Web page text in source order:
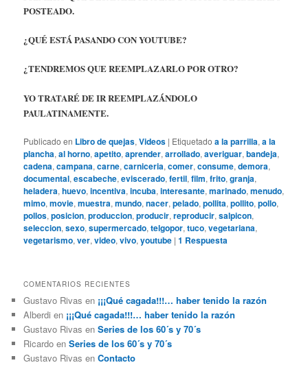
POSTEADO.
¿QUÉ ESTÁ PASANDO CON YOUTUBE?
¿TENDREMOS QUE REEMPLAZARLO POR OTRO?
YO TRATARÉ DE IR REEMPLAZÁNDOLO
PAULATINAMENTE.
Publicado en Libro de quejas,Videos | Etiquetado a la parrilla,a la
plancha,al horno,apetito,aprender,arrollado,averiguar,bandeja,
cadena,campana,carne,carniceria,comer,consume,demora,
documental,escabeche,eviscerado,fertil,film,frito,granja,
heladera,huevo,incentiva,incuba,interesante,marinado,menudo,
mimo,movie,muestra,mundo,nacer,pelado,pollita,pollito,pollo,
pollos,posicion,produccion,producir,reproducir,salpicon,
seleccion,sexo,supermercado,telgopor,tuco,vegetariana,
vegetarismo,ver,video,vivo,youtube |1 Respuesta
COMENTARIOS RECIENTES
Gustavo Rivas en ¡¡¡Qué cagada!!!… haber tenido la razón
Alberdi en ¡¡¡Qué cagada!!!… haber tenido la razón
Gustavo Rivas enSeries de los 60´s y 70´s
Ricardo enSeries de los 60´s y 70´s
Gustavo Rivas enContacto